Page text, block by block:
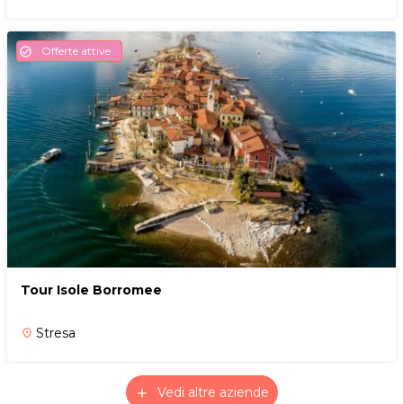
check_circle Offerte attive
Tour Isole Borromee
place Stresa
add Vedi altre aziende